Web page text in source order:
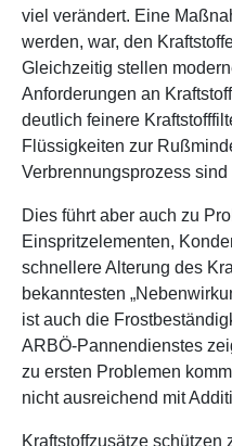
viel verändert. Eine
werden, war, den
Gleichzeitig stellen
Anforderungen an
deutlich feinere
Flüssigkeiten zur
Verbrennungsprozess
Dies führt aber auch zu
Einspritzelementen,
schnellere Alterung des
bekanntesten
ist auch die
ARBÖ-Pannendienstes
zu ersten Problemen
nicht ausreichend mit
Kraftstoffzusätze schützen